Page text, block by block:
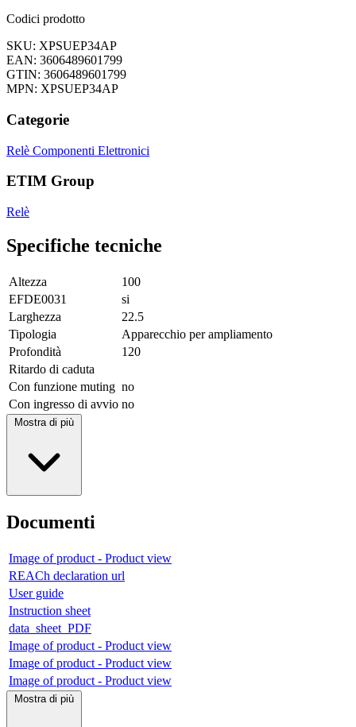
Codici prodotto
SKU: XPSUEP34AP
EAN: 3606489601799
GTIN: 3606489601799
MPN: XPSUEP34AP
Categorie
Relè Componenti Elettronici
ETIM Group
Relè
Specifiche tecniche
Altezza
100
EFDE0031
si
Larghezza
22.5
Tipologia
Apparecchio per ampliamento
Profondità
120
Ritardo di caduta
Con funzione muting no
Con ingresso di avvio no
Mostra di più
Documenti
Image of product - Product view
REACh declaration url
User guide
Instruction sheet
data_sheet_PDF
Image of product - Product view
Image of product - Product view
Image of product - Product view
Mostra di più